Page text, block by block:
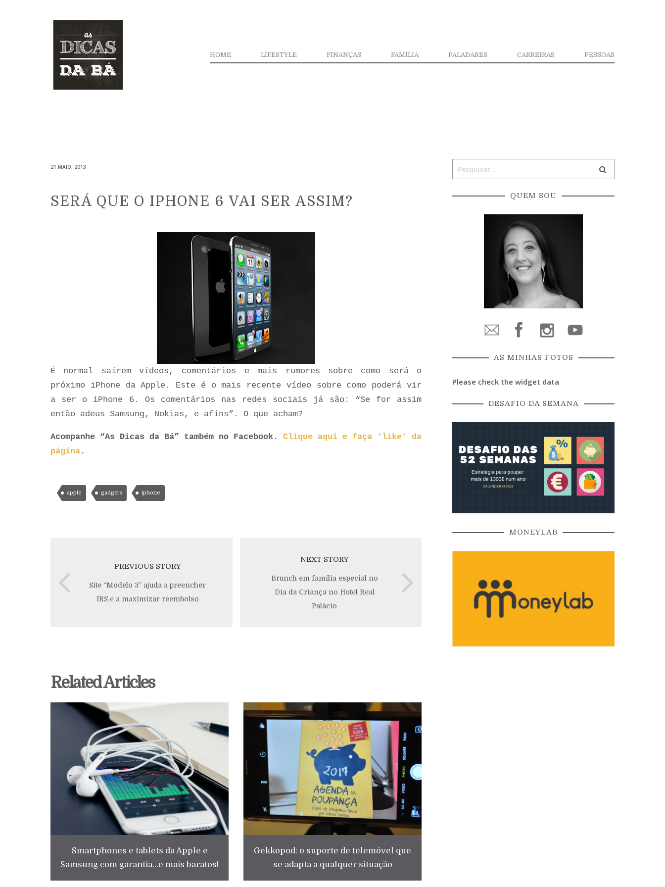
HOME LIFESTYLE FINANÇAS FAMÍLIA PALADARES CARREIRAS PESSOAS
21 MAIO, 2013
SERÁ QUE O IPHONE 6 VAI SER ASSIM?
É normal saírem vídeos, comentários e mais rumores sobre como será o
próximo iPhone da Apple. Este é o mais recente vídeo sobre como poderá vir
a ser o iPhone 6. Os comentários nas redes sociais já são: “Se for assim
então adeus Samsung, Nokias, e afins”. O que acham?
Acompanhe “As Dicas da Bá” também no Facebook. Clique aqui e faça ‘like’ da
página .
apple gadgets iphone
PREVIOUS STORY
Site “Modelo 3” ajuda a preencher
IRS e a maximizar reembolso
NEXT STORY
Brunch em família especial no
Dia da Criança no Hotel Real
Palácio
Related Articles
Smartphones e tablets da Apple e
Samsung com garantia...e mais baratos!
Gekkopod: o suporte de telemóvel que
se adapta a qualquer situação
QUEM SOU
AS MINHAS FOTOS
Please check the widget data
DESAFIO DA SEMANA
MONEYLAB